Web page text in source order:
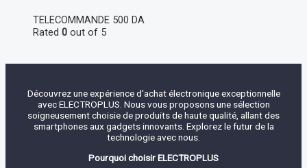
TELECOMMANDE 500 DA
Rated 0 out of 5
Découvrez une expérience d'achat électronique exceptionnelle
avec ELECTROPLUS. Nous vous proposons une sélection
soigneusement choisie de produits de haute qualité, allant des
smartphones aux gadgets innovants. Explorez le futur de la
technologie avec nous.
Pourquoi choisir ELECTROPLUS